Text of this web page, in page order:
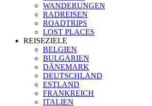
WANDERUNGEN
RADREISEN
ROADTRIPS
LOST PLACES
REISEZIELE
BELGIEN
BULGARIEN
DÄNEMARK
DEUTSCHLAND
ESTLAND
FRANKREICH
ITALIEN